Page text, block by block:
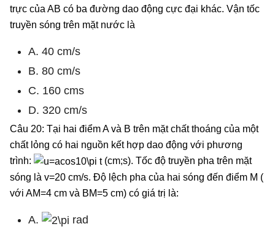
trực của AB có ba đường dao động cực đại khác. Vận tốc
truyền sóng trên mặt nước là
A. 40 cm/s
B. 80 cm/s
C. 160 cms
D. 320 cm/s
Câu 20: Tại hai điểm A và B trên mặt chất thoáng của một
chất lỏng có hai nguồn kết hợp dao động với phương
trình:
(cm;s). Tốc độ truyền pha trên mặt
sóng là v=20 cm/s. Độ lệch pha của hai sóng đến điểm M (
với AM=4 cm và BM=5 cm) có giá trị là:
A.
rad